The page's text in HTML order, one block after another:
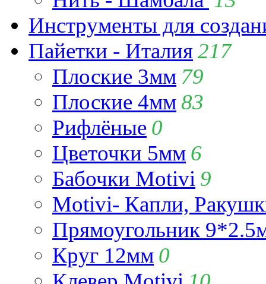
Инструменты для
Пайетки - Италия217
Плоские 3мм 79
Плоские 4мм83
Рифлёные 0
Цветочки 5мм 6
Бабочки Motivi 9
Motivi- Капли,
Прямоугольник
Круг 12мм 0